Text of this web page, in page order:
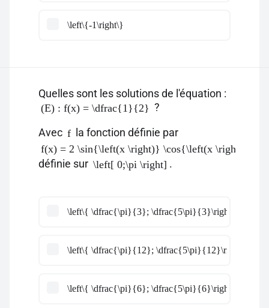
\left\{-1\right\}
Quelles sont les solutions de l'équation :
(E) : f(x) = \dfrac{1}{2} ?
Avec f la fonction définie par
f(x) = 2 \sin{\left(x \right)} \cos{\left(x \right)}
définie sur \left[ 0;\pi \right] .
\left\{ \dfrac{\pi}{3}; \dfrac{5\pi}{3}\right\}
\left\{ \dfrac{\pi}{12}; \dfrac{5\pi}{12}\right\}
\left\{ \dfrac{\pi}{6}; \dfrac{5\pi}{6}\right\}